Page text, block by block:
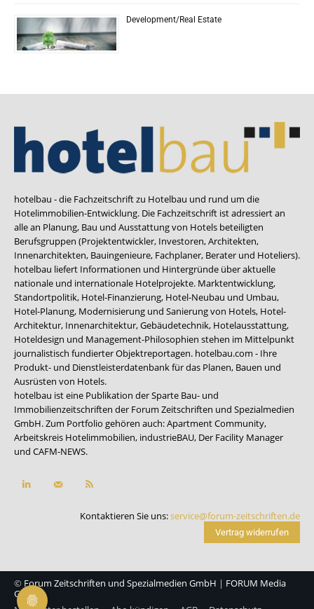
Development/Real Estate
hotelbau - die Fachzeitschrift zu Hotelbau und rund um die
Hotelimmobilien-Entwicklung. Die Fachzeitschrift ist adressiert an
alle an Planung, Bau und Ausstattung von Hotels beteiligten
Berufsgruppen (Projektentwickler, Investoren, Architekten,
Innenarchitekten, Bauingenieure, Fachplaner, Berater und Hoteliers).
hotelbau liefert Informationen und Hintergründe über aktuelle
nationale und internationale Hotelprojekte. Marktentwicklung,
Standortpolitik, Hotel-Finanzierung, Hotel-Neubau und Umbau,
Hotel-Planung, Modernisierung und Sanierung von Hotels, Hotel-
Architektur, Innenarchitektur, Gebäudetechnik, Hotelausstattung,
Hoteldesign und Management-Philosophien stehen im Mittelpunkt
journalistisch fundierter Objektreportagen. hotelbau.com - Ihre
Produkt- und Dienstleisterdatenbank für das Planen, Bauen und
Ausrüsten von Hotels.
hotelbau ist eine Publikation der Sparte Bau- und
Immobilienzeitschriften der Forum Zeitschriften und Spezialmedien
GmbH. Zum Portfolio gehören auch:Apartment Community,
Arbeitskreis Hotelimmobilien, industrieBAU, Der Facility Manager
und CAFM-NEWS.
Kontaktieren Sie uns:service@forum-zeitschriften.de
Vertrag widerrufen
© Forum Zeitschriften und Spezialmedien GmbH | FORUM Media
Group